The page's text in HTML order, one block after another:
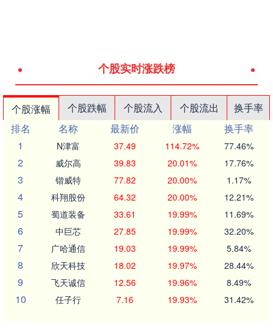
个股实时涨跌榜
个股涨幅 个股跌幅 个股流入 个股流出
换手率
排名
名称 最新价 涨幅
换手率
1
N津富 37.49 114.72% 77.46%
2 威尔高 39.83 20.01% 17.76%
3 锴威特 77.82 20.00% 1.17%
4 科翔股份 64.32 20.00% 12.21%
5 蜀道装备 33.61 19.99% 11.69%
6 中巨芯 27.85 19.99% 32.20%
7 广哈通信 19.03 19.99% 5.84%
8 欣天科技 18.02 19.97% 28.44%
9 飞天诚信 12.56 19.96% 8.49%
10 任子行 7.16 19.93% 31.42%